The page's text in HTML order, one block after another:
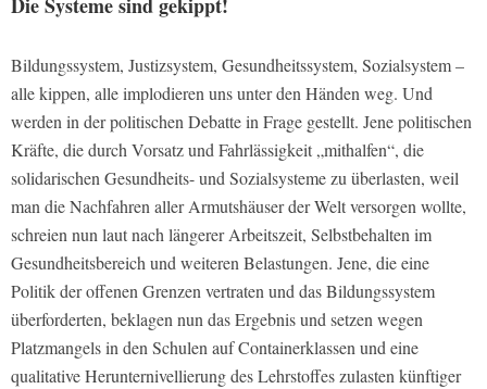
Die Systeme sind gekippt!
Bildungssystem, Justizsystem, Gesundheitssystem, Sozialsystem –
alle kippen, alle implodieren uns unter den Händen weg. Und
werden in der politischen Debatte in Frage gestellt. Jene politischen
Kräfte, die durch Vorsatz und Fahrlässigkeit „mithalfen“, die
solidarischen Gesundheits- und Sozialsysteme zu überlasten, weil
man die Nachfahren aller Armutshäuser der Welt versorgen wollte,
schreien nun laut nach längerer Arbeitszeit, Selbstbehalten im
Gesundheitsbereich und weiteren Belastungen. Jene, die eine
Politik der offenen Grenzen vertraten und das Bildungssystem
überforderten, beklagen nun das Ergebnis und setzen wegen
Platzmangels in den Schulen auf Containerklassen und eine
qualitative Herunternivellierung des Lehrstoffes zulasten künftiger